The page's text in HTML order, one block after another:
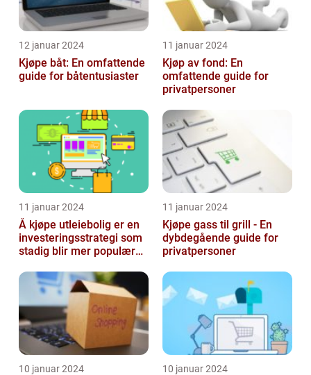
12 januar 2024
Kjøpe båt: En omfattende
guide for båtentusiaster
11 januar 2024
Kjøp av fond: En
omfattende guide for
privatpersoner
11 januar 2024
Å kjøpe utleiebolig er en
investeringsstrategi som
stadig blir mer populær
11 januar 2024
Kjøpe gass til grill - En
dybdegående guide for
privatpersoner
10 januar 2024 10 januar 2024